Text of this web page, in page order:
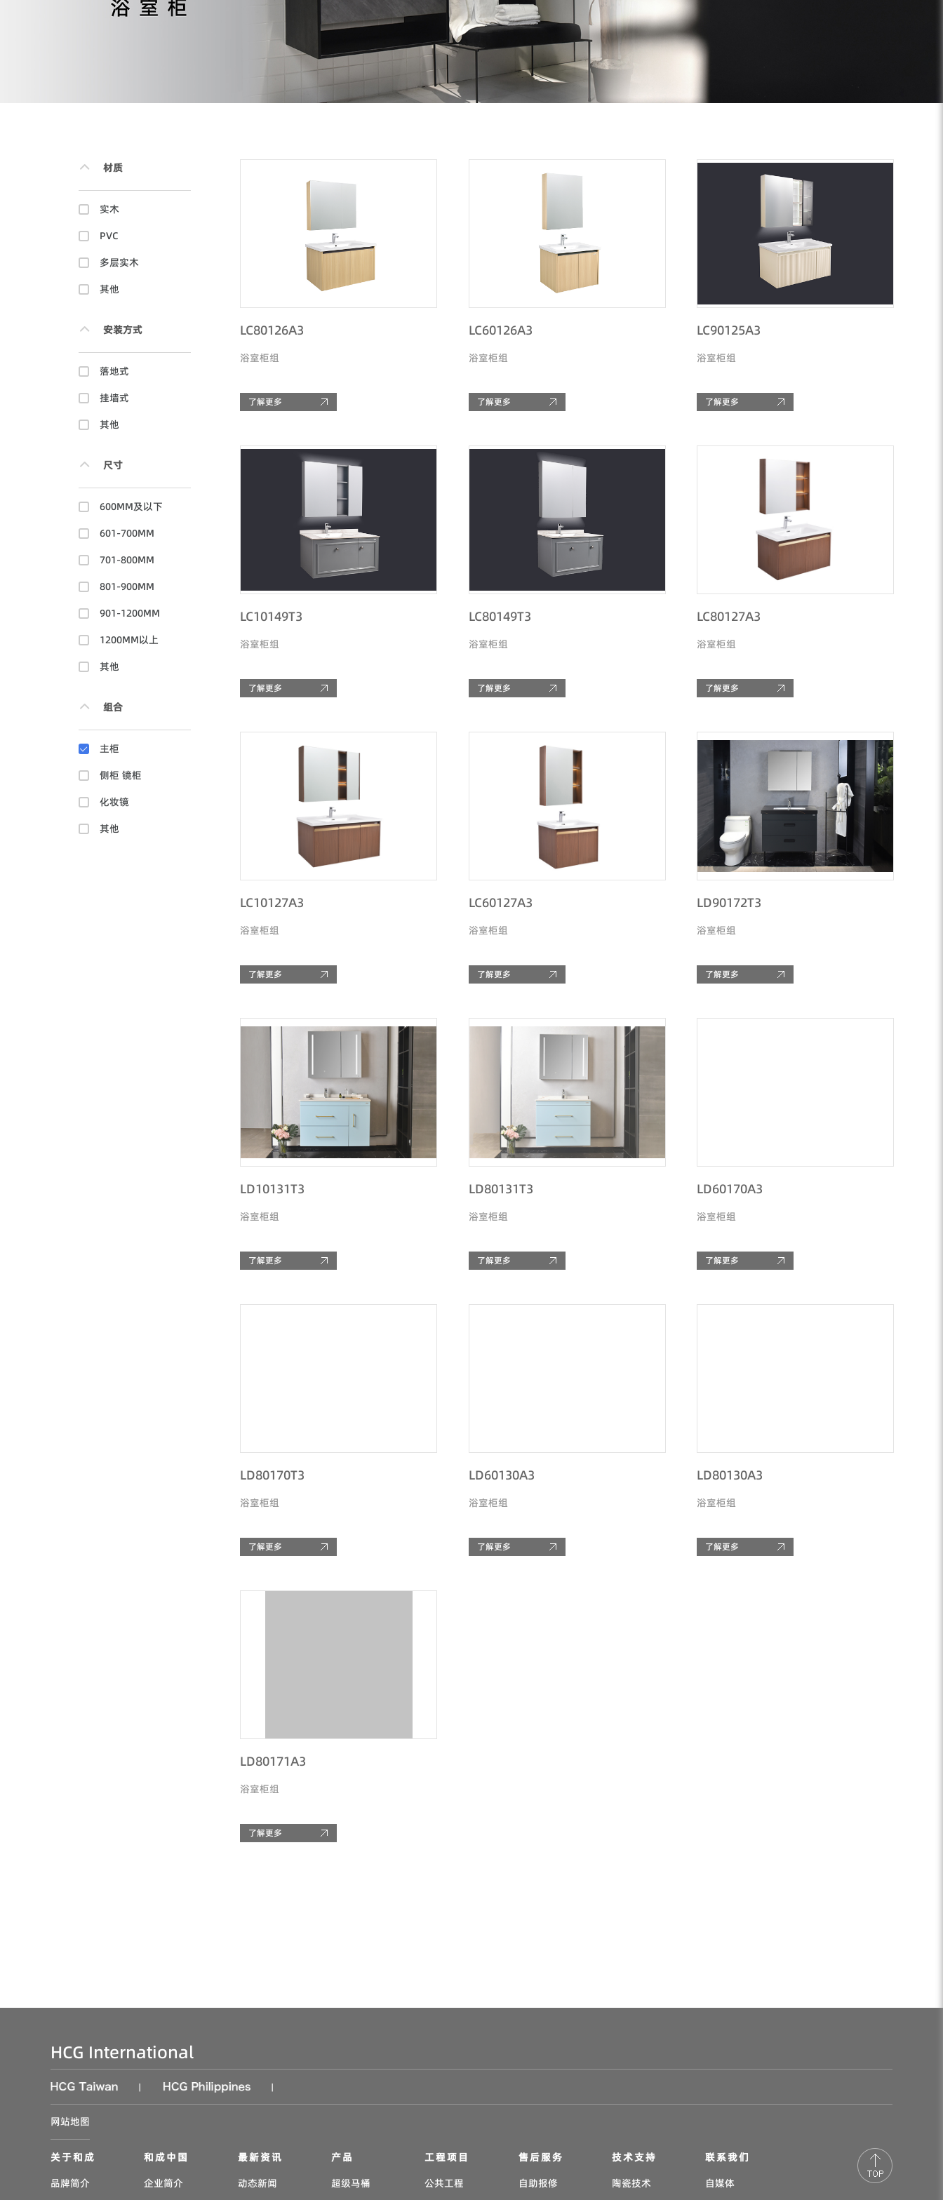
材质
实木
PVC
多层实木
其他
安装方式
落地式
挂墙式
其他
尺寸
600MM及以下
601-700MM
701-800MM
801-900MM
901-1200MM
1200MM以上
其他
组合
主柜
侧柜 镜柜
化妆镜
其他
LC80126A3
浴室柜组
了解更多
LC60126A3
浴室柜组
了解更多
LC90125A3
浴室柜组
了解更多
LC10149T3
浴室柜组
了解更多
LC80149T3
浴室柜组
了解更多
LC80127A3
浴室柜组
了解更多
LC10127A3
浴室柜组
了解更多
LC60127A3
浴室柜组
了解更多
LD90172T3
浴室柜组
了解更多
LD10131T3
浴室柜组
了解更多
LD80131T3
浴室柜组
了解更多
LD60170A3
浴室柜组
了解更多
LD80170T3
浴室柜组
了解更多
LD60130A3
浴室柜组
了解更多
LD80130A3
浴室柜组
了解更多
LD80171A3
浴室柜组
了解更多
HCG International
| |
网站地图
关于和成
品牌简介
和成中国
企业简介
最新资讯
动态新闻
产品
超级马桶
工程项目
公共工程
售后服务
自助报修
技术支持
陶瓷技术
联系我们
自媒体